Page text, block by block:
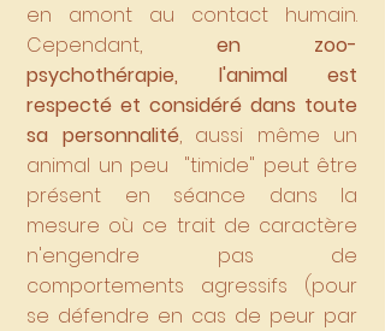
en amont au contact humain.
Cependant, en zoo-
psychothérapie, l'animal est
respecté et considéré dans toute
sa personnalité, aussi même un
animal un peu "timide" peut être
présent en séance dans la
mesure où ce trait de caractère
n'engendre pas de
comportements agressifs (pour
se défendre en cas de peur par